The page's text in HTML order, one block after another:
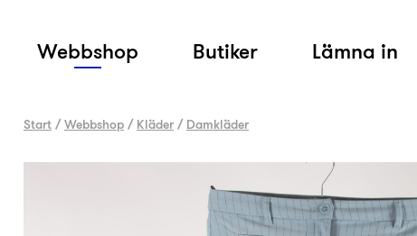
Webbshop Butiker Lämna in
Start /Webbshop / Kläder / Damkläder